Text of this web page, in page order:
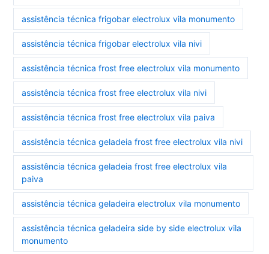
assistência técnica frigobar electrolux vila monumento
assistência técnica frigobar electrolux vila nivi
assistência técnica frost free electrolux vila monumento
assistência técnica frost free electrolux vila nivi
assistência técnica frost free electrolux vila paiva
assistência técnica geladeia frost free electrolux vila nivi
assistência técnica geladeia frost free electrolux vila
paiva
assistência técnica geladeira electrolux vila monumento
assistência técnica geladeira side by side electrolux vila
monumento